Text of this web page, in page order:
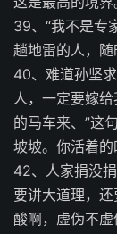
39、“我不是专
趟地雷的人，
40、难道孙坚
人，一定要嫁
的马车来、”这
坡坡。你活着
42、人家捐没
要讲大道理，
酸啊，虚伪不虚